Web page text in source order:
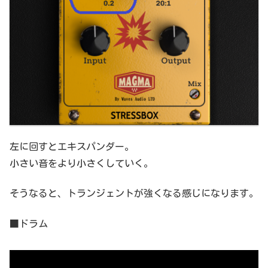
左に回すとエキスパンダー。
小さい音をより小さくしていく。
そうなると、トランジェントが強くなる感じになります。
■ドラム